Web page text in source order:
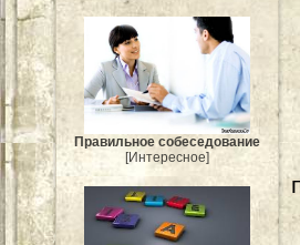
Правильное собеседование
[Интересное]